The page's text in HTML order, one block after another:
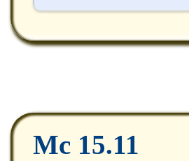
Mc 15.11